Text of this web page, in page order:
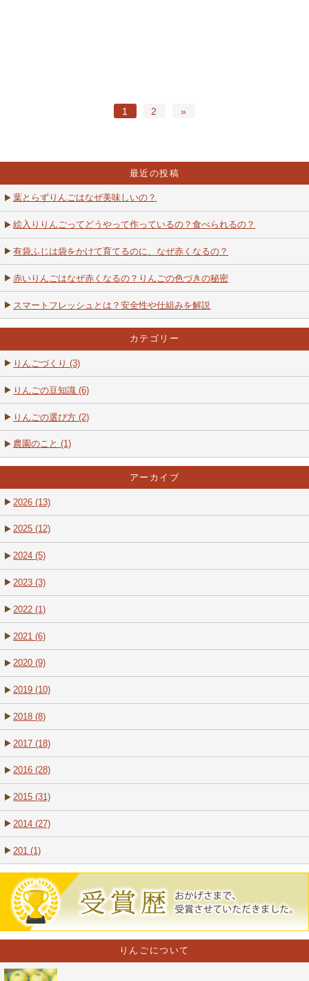
1 2 »
最近の投稿
葉とらずりんごはなぜ美味しいの？
絵入りりんごってどうやって作っているの？食べられるの？
有袋ふじは袋をかけて育てるのに、なぜ赤くなるの？
赤いりんごはなぜ赤くなるの？りんごの色づきの秘密
スマートフレッシュとは？安全性や仕組みを解説
カテゴリー
りんごづくり (3)
りんごの豆知識 (6)
りんごの選び方 (2)
農園のこと (1)
アーカイブ
2026 (13)
2025 (12)
2024 (5)
2023 (3)
2022 (1)
2021 (6)
2020 (9)
2019 (10)
2018 (8)
2017 (18)
2016 (28)
2015 (31)
2014 (27)
201 (1)
りんごについて